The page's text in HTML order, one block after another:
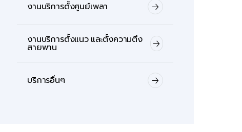
งานบริการตั้งศูนย์เพลา
งานบริการตั้งแนว และตั้งความตึง
สายพาน
บริการอื่นๆ